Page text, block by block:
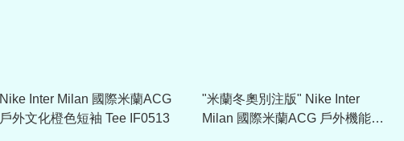
Nike Inter Milan 國際米蘭ACG
戶外文化橙色短袖 Tee IF0513
"米蘭冬奧別注版" Nike Inter
Milan 國際米蘭ACG 戶外機能長